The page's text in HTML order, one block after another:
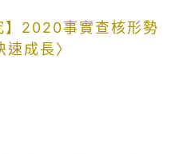
2020事實查核形勢
成長〉